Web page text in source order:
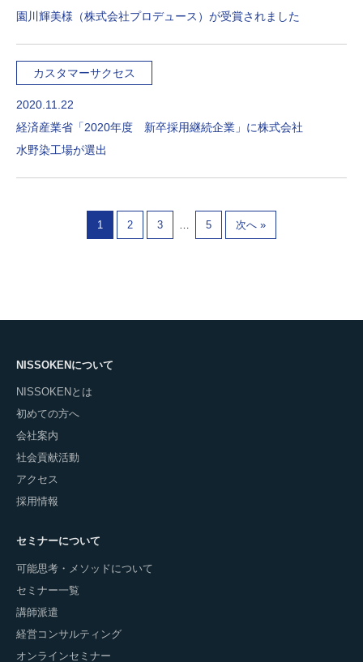
園川輝美様（株式会社プロデュース）が受賞されました
カスタマーサクセス
2020.11.22
経済産業省「2020年度 新卒採用継続企業」に株式会社
水野染工場が選出
1 2 3 5 次へ »
NISSOKENについて
NISSOKENとは
初めての方へ
会社案内
社会貢献活動
アクセス
採用情報
セミナーについて
可能思考・メソッドについて
セミナー一覧
講師派遣
経営コンサルティング
オンラインセミナー